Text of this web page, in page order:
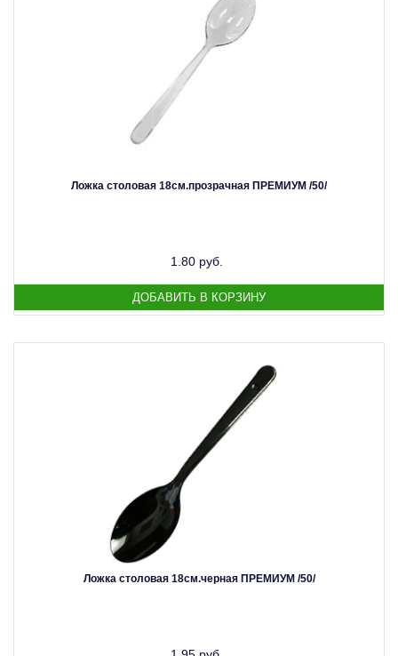
Ложка столовая 18см.прозрачная ПРЕМИУМ /50/
1.80 руб.
Ложка столовая 18см.черная ПРЕМИУМ /50/